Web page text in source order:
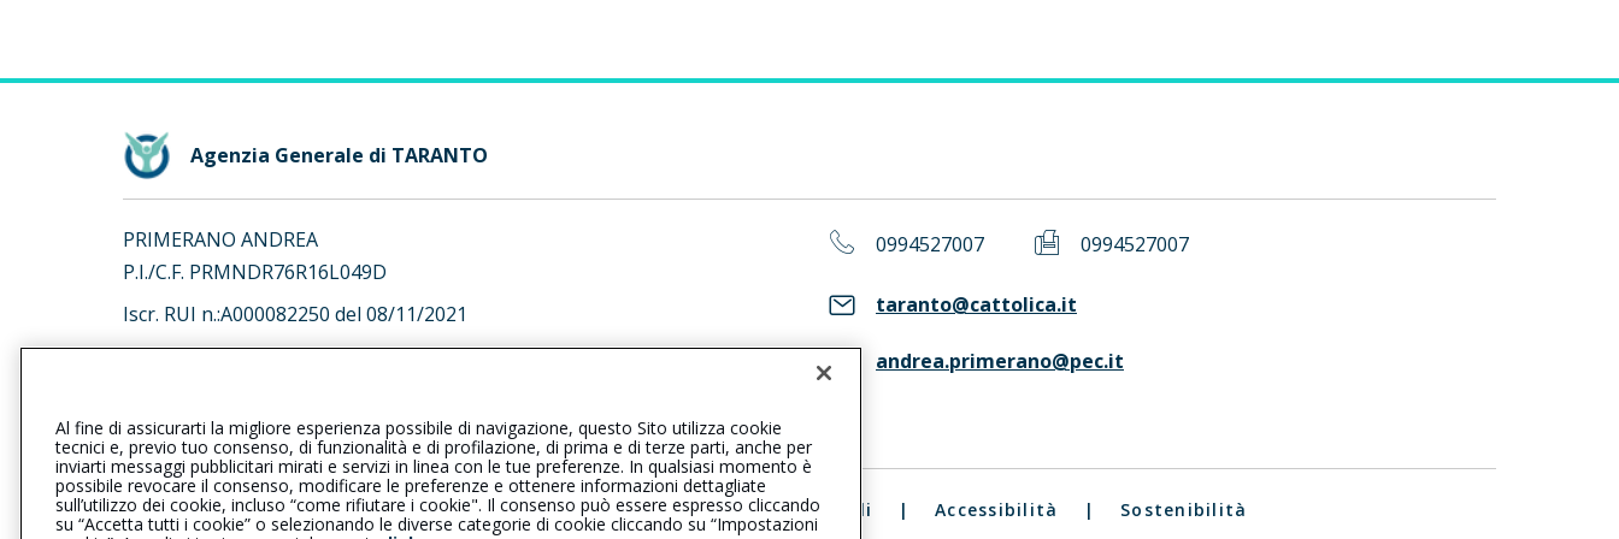
Agenzia Generale di TARANTO
PRIMERANO ANDREA
P.I./C.F. PRMNDR76R16L049D
Iscr. RUI n.:A000082250 del 08/11/2021
0994527007 0994527007
taranto@cattolica.it
andrea.primerano@pec.it
Privacy | Cookie | Il Gruppo Generali | Reclami | Note legali | Accessibilità | Sostenibilità
Al fine di assicurarti la migliore esperienza possibile di navigazione, questo Sito utilizza cookie
tecnici e, previo tuo consenso, di funzionalità e di profilazione, di prima e di terze parti, anche per
inviarti messaggi pubblicitari mirati e servizi in linea con le tue preferenze. In qualsiasi momento è
possibile revocare il consenso, modificare le preferenze e ottenere informazioni dettagliate
sull’utilizzo dei cookie, incluso “come rifiutare i cookie". Il consenso può essere espresso cliccando
su “Accetta tutti i cookie” o selezionando le diverse categorie di cookie cliccando su “Impostazioni